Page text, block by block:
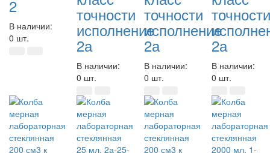
2
В наличии:
0 шт.
точности
исполнение
2а
В наличии:
0 шт.
точности
исполнение
2а
В наличии:
0 шт.
точности
2а
В наличии:
0 шт.